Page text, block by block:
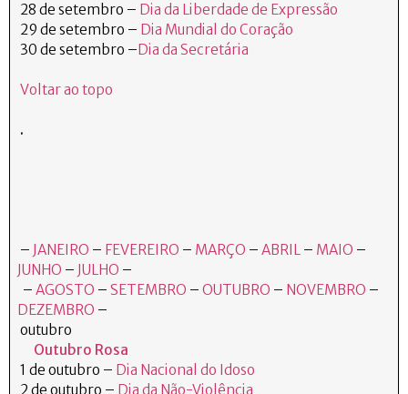
28 de setembro – Dia da Liberdade de Expressão
29 de setembro – Dia Mundial do Coração
30 de setembro – Dia da Secretária
Voltar ao topo
.
– JANEIRO – FEVEREIRO – MARÇO – ABRIL– MAIO –
JUNHO – JULHO –
– AGOSTO – SETEMBRO – OUTUBRO – NOVEMBRO –
DEZEMBRO –
outubro
Outubro Rosa
1 de outubro – Dia Nacional do Idoso
2 de outubro – Dia da Não-Violência